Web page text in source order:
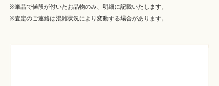
※単品で値段が付いたお品物のみ、明細に記載いたします。
※査定のご連絡は混雑状況により変動する場合があります。